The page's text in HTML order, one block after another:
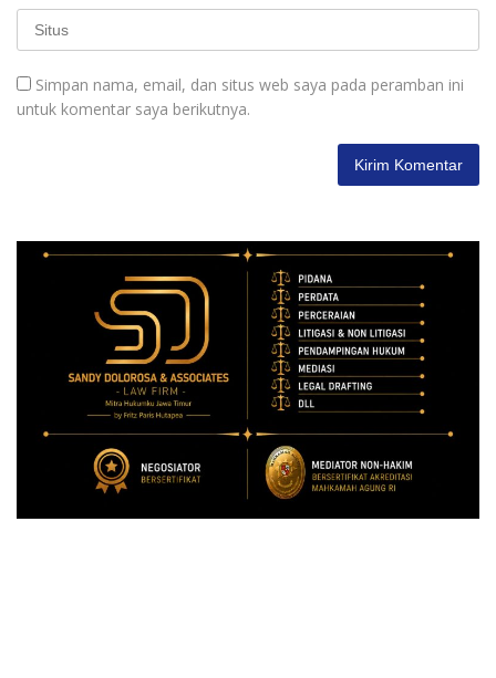
Simpan nama, email, dan situs web saya pada peramban ini
untuk komentar saya berikutnya.